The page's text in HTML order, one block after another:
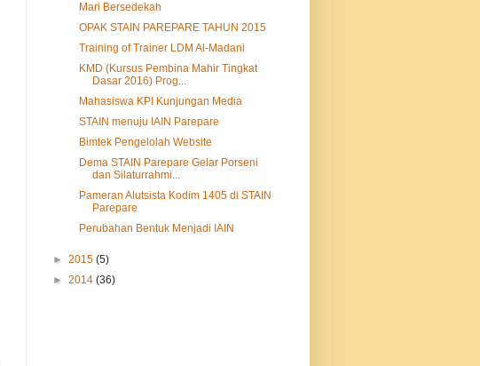
Mari Bersedekah
OPAK STAIN PAREPARE TAHUN 2015
Training of Trainer LDM Al-Madani
KMD (Kursus Pembina Mahir Tingkat
Dasar 2016) Prog...
Mahasiswa KPI Kunjungan Media
STAIN menuju IAIN Parepare
Bimtek Pengelolah Website
Dema STAIN Parepare Gelar Porseni
dan Silaturrahmi...
Pameran Alutsista Kodim 1405 di STAIN
Parepare
Perubahan Bentuk Menjadi IAIN
► 2015 (5)
► 2014 (36)